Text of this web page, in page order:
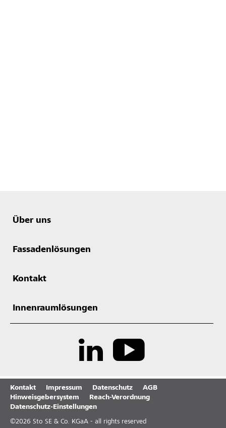
Über uns
Fassadenlösungen
Kontakt
Innenraumlösungen
Kontakt Impressum Datenschutz
AGB
Hinweisgebersystem
Reach-Verordnung
Datenschutz-Einstellungen
©2026 Sto SE & Co. KGaA - all rights reserved